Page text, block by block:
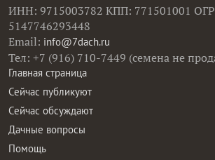
ИНН: 9715003782 КПП: 771501001
5147746293448
Email: info@7dach.ru
Тел: +7 (916) 710-7449 (семена не
Главная страница
Сейчас публикуют
Сейчас обсуждают
Дачные вопросы
Помощь